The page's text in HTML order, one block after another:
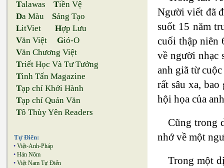
Talawas Tiền Vệ
Da Màu Sáng Tạo
LitViet Hợp Lưu
Văn Việt Gió-O
Văn Chương Việt
Triết Học Và Tư Tưởng
Tinh Tấn Magazine
Tạp chí Khởi Hành
Tạp chí Quán Văn
Tô Thùy Yên Readers
Tự Điển:
• Việt-Anh-Pháp
• Hán Nôm
• Việt Nam Tự Điển
Người viết đã
suốt 15 năm
cuối thập niên
về người nhạc
anh giã từ
rất sâu xa,
hội họa của
Cũng trong
nhớ về một
Trong một